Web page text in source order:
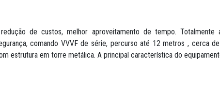
de custos, melhor aproveitamento de tempo.
comando VVVF de série, percurso até 12 metros , cerca
estrutura em torre metálica. A principal característica do